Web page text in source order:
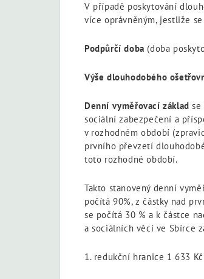
V případě poskytování
více oprávněným, jestliže
Podpůrčí doba (doba
Výše dlouhodobého
Denní vyměřovací základ se
sociální zabezpečení a
v rozhodném období
prvního převzetí
toto rozhodné období.
Takto stanovený denní
počítá 90%, z částky nad
se počítá 30 % a k částce
a sociálních věcí ve Sbírce
1. redukční hranice 1 633 Kč